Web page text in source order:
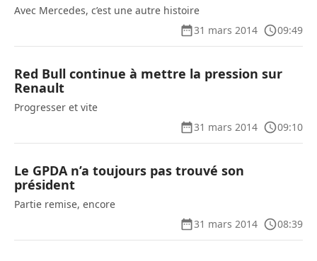
Avec Mercedes, c’est une autre histoire
31 mars 2014
09:49
Red Bull continue à mettre la pression sur
Renault
Progresser et vite
31 mars 2014
09:10
Le GPDA n’a toujours pas trouvé son
président
Partie remise, encore
31 mars 2014
08:39